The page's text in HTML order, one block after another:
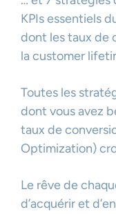
KPIs essentiels
dont les taux de
la customer
Toutes les
dont vous avez
taux de
Optimization)
Le rêve de
d’acquérir et